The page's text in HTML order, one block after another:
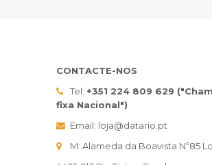
CONTACTE-NOS
Tel: +351 224 809 629
fixa Nacional")
Email: loja@datario.pt
M: Alameda da Boavista Nº85